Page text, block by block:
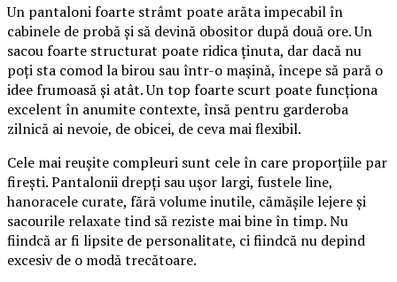
Un pantaloni foarte strâmt poate arăta impecabil în
cabinele de probă și să devină obositor după două ore. Un
sacou foarte structurat poate ridica ținuta, dar dacă nu
poți sta comod la birou sau într-o mașină, începe să pară o
idee frumoasă și atât. Un top foarte scurt poate funcționa
excelent în anumite contexte, însă pentru garderoba
zilnică ai nevoie, de obicei, de ceva mai flexibil.
Cele mai reușite compleuri sunt cele în care proporțiile par
firești. Pantalonii drepți sau ușor largi, fustele line,
hanoracele curate, fără volume inutile, cămășile lejere și
sacourile relaxate tind să reziste mai bine în timp. Nu
fiindcă ar fi lipsite de personalitate, ci fiindcă nu depind
excesiv de o modă trecătoare.